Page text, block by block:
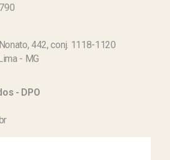
442, conj. 1118-1120
- MG
- DPO